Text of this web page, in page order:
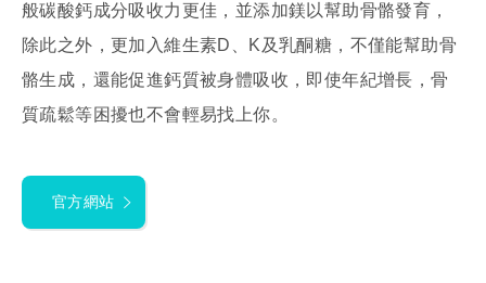
般碳酸鈣成分吸收力更佳，並添加鎂以幫助骨骼發育，
除此之外，更加入維生素D、K及乳酮糖，不僅能幫助骨
骼生成，還能促進鈣質被身體吸收，即使年紀增長，骨
質疏鬆等困擾也不會輕易找上你。
官方網站